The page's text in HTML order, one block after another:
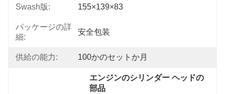
Swash版: 155×139×83
パッケージの詳
細:
安全包装
供給の能力: 100かのセットか月
エンジンのシリンダー ヘッドの
部品